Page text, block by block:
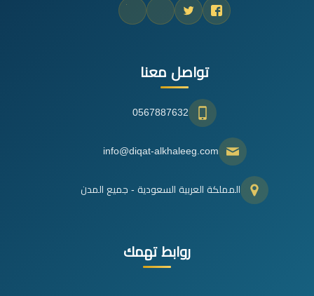
تواصل معنا
0567887632
info@diqat-alkhaleeg.com
المملكة العربية السعودية - جميع المدن
روابط تهمك